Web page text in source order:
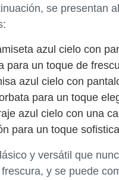
se presentan
azul cielo con
para un toque de
azul cielo con
para un toque
azul cielo con una
para un toque
y versátil que
y se puede